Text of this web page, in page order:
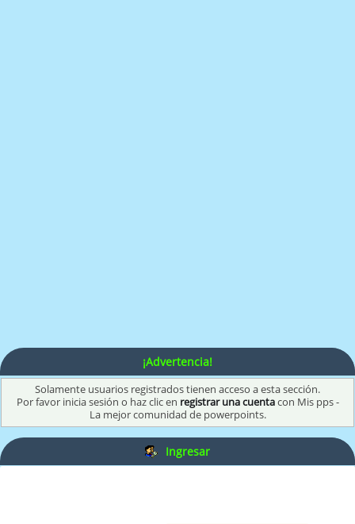
¡Advertencia!
Solamente usuarios registrados tienen acceso a esta sección.
Por favor inicia sesión o haz clic en registrar una cuentacon Mis pps -
La mejor comunidad de powerpoints.
Ingresar